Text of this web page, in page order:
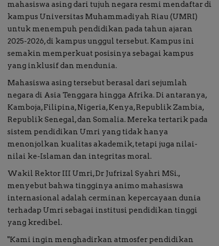
Buku
Alam Raya
Kolom
Galeri Foto
mahasiswa asing dari tujuh negara resmi mendaftar di
kampus Universitas Muhammadiyah Riau (UMRI)
untuk menempuh pendidikan pada tahun ajaran
2025-2026, di kampus unggul tersebut. Kampus ini
semakin memperkuat posisinya sebagai kampus
yang inklusif dan mendunia.
Mahasiswa asing tersebut berasal dari sejumlah
negara di Asia Tenggara hingga Afrika. Di antaranya,
Kamboja, Filipina, Nigeria, Kenya, Republik Zambia,
Republik Senegal, dan Somalia. Mereka tertarik pada
sistem pendidikan Umri yang tidak hanya
menonjolkan kualitas akademik, tetapi juga nilai-
nilai ke-Islaman dan integritas moral.
Wakil Rektor III Umri, Dr Jufrizal Syahri MSi.,
menyebut bahwa tingginya animo mahasiswa
internasional adalah cerminan kepercayaan dunia
terhadap Umri sebagai institusi pendidikan tinggi
yang kredibel.
"Kami ingin menghadirkan atmosfer pendidikan